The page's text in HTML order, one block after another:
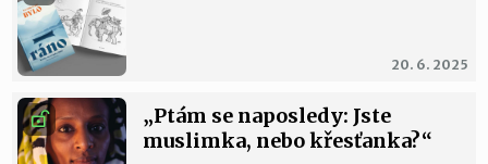
20. 6. 2025
„Ptám se naposledy: Jste
muslimka, nebo křesťanka?“